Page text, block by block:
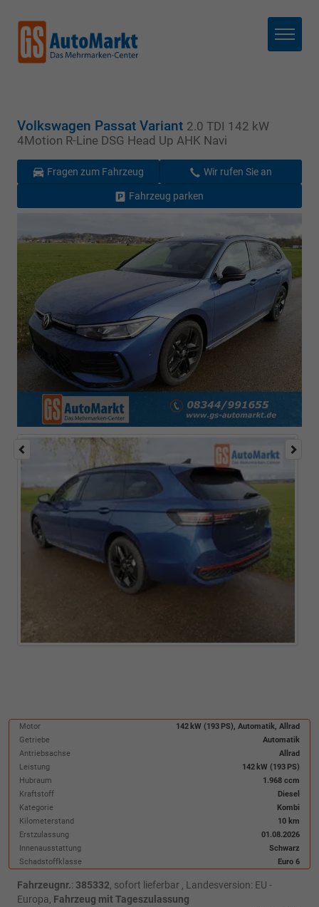
Menü
Volkswagen Passat Variant 2.0 TDI 142 kW
4Motion R-Line DSG Head Up AHK Navi
Fragen zum Fahrzeug Wir rufen Sie an
Fahrzeug parken
Motor
142 kW (193 PS), Automatik, Allrad
Getriebe
Automatik
Antriebsachse
Allrad
Leistung
142 kW (193 PS)
Hubraum
1.968 ccm
Kraftstoff
Diesel
Kategorie
Kombi
Kilometerstand
10 km
Erstzulassung
01.08.2026
Innenausstattung
Schwarz
Schadstoffklasse
Euro 6
Fahrzeugnr.: 385332, sofort lieferbar , Landesversion: EU -
Europa, Fahrzeug mit Tageszulassung